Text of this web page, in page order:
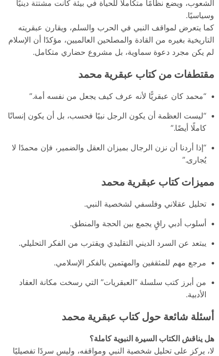
الشعوب، ويضع نظامًا متكاملًا للحياة في بيئة كانت مشتتة دينيًا
وسياسيًا.
كما يتعرض لمواقف النبي في الحرب والسلم، ويقارن عبقريته
التاريخية بغيره من القادة والمصلحين العالميين، مؤكدًا أن الإسلام
لم يكن مجرد دعوة سماوية، بل مشروع حضاري متكامل.
مقتطفات من كتاب عبقرية محمد
“محمد كان عبقريًّا لأنه عرف كيف يجعل من نفسه أمة.”
“ليست العظمة أن يكون الرجل نبيًا فحسب، بل أن يكون إنسانًا
كاملًا أيضًا.”
“إذا أردنا أن نزن الرجال بميزان العقل والضمير، فإن محمدًا لا
يُجارى.”
مميزات كتاب عبقرية محمد
تحليل عقلاني وفلسفي لشخصية النبي.
أسلوب أدبي راقٍ يجمع بين الحجة والمنطق.
يبتعد عن السرد الديني التقليدي ويقترب من الفكر التحليلي.
مرجع مهم للمثقفين والمهتمين بالفكر الإسلامي.
من أبرز كتب سلسلة “العبقريات” التي رسخت مكانة العقاد
الأدبية.
أسئلة شائعة حول كتاب عبقرية محمد
هل يناقش الكتاب السيرة النبوية كاملة؟
لا، يركز على تحليل شخصية النبي ومواقفه، وليس سردًا تفصيليًا